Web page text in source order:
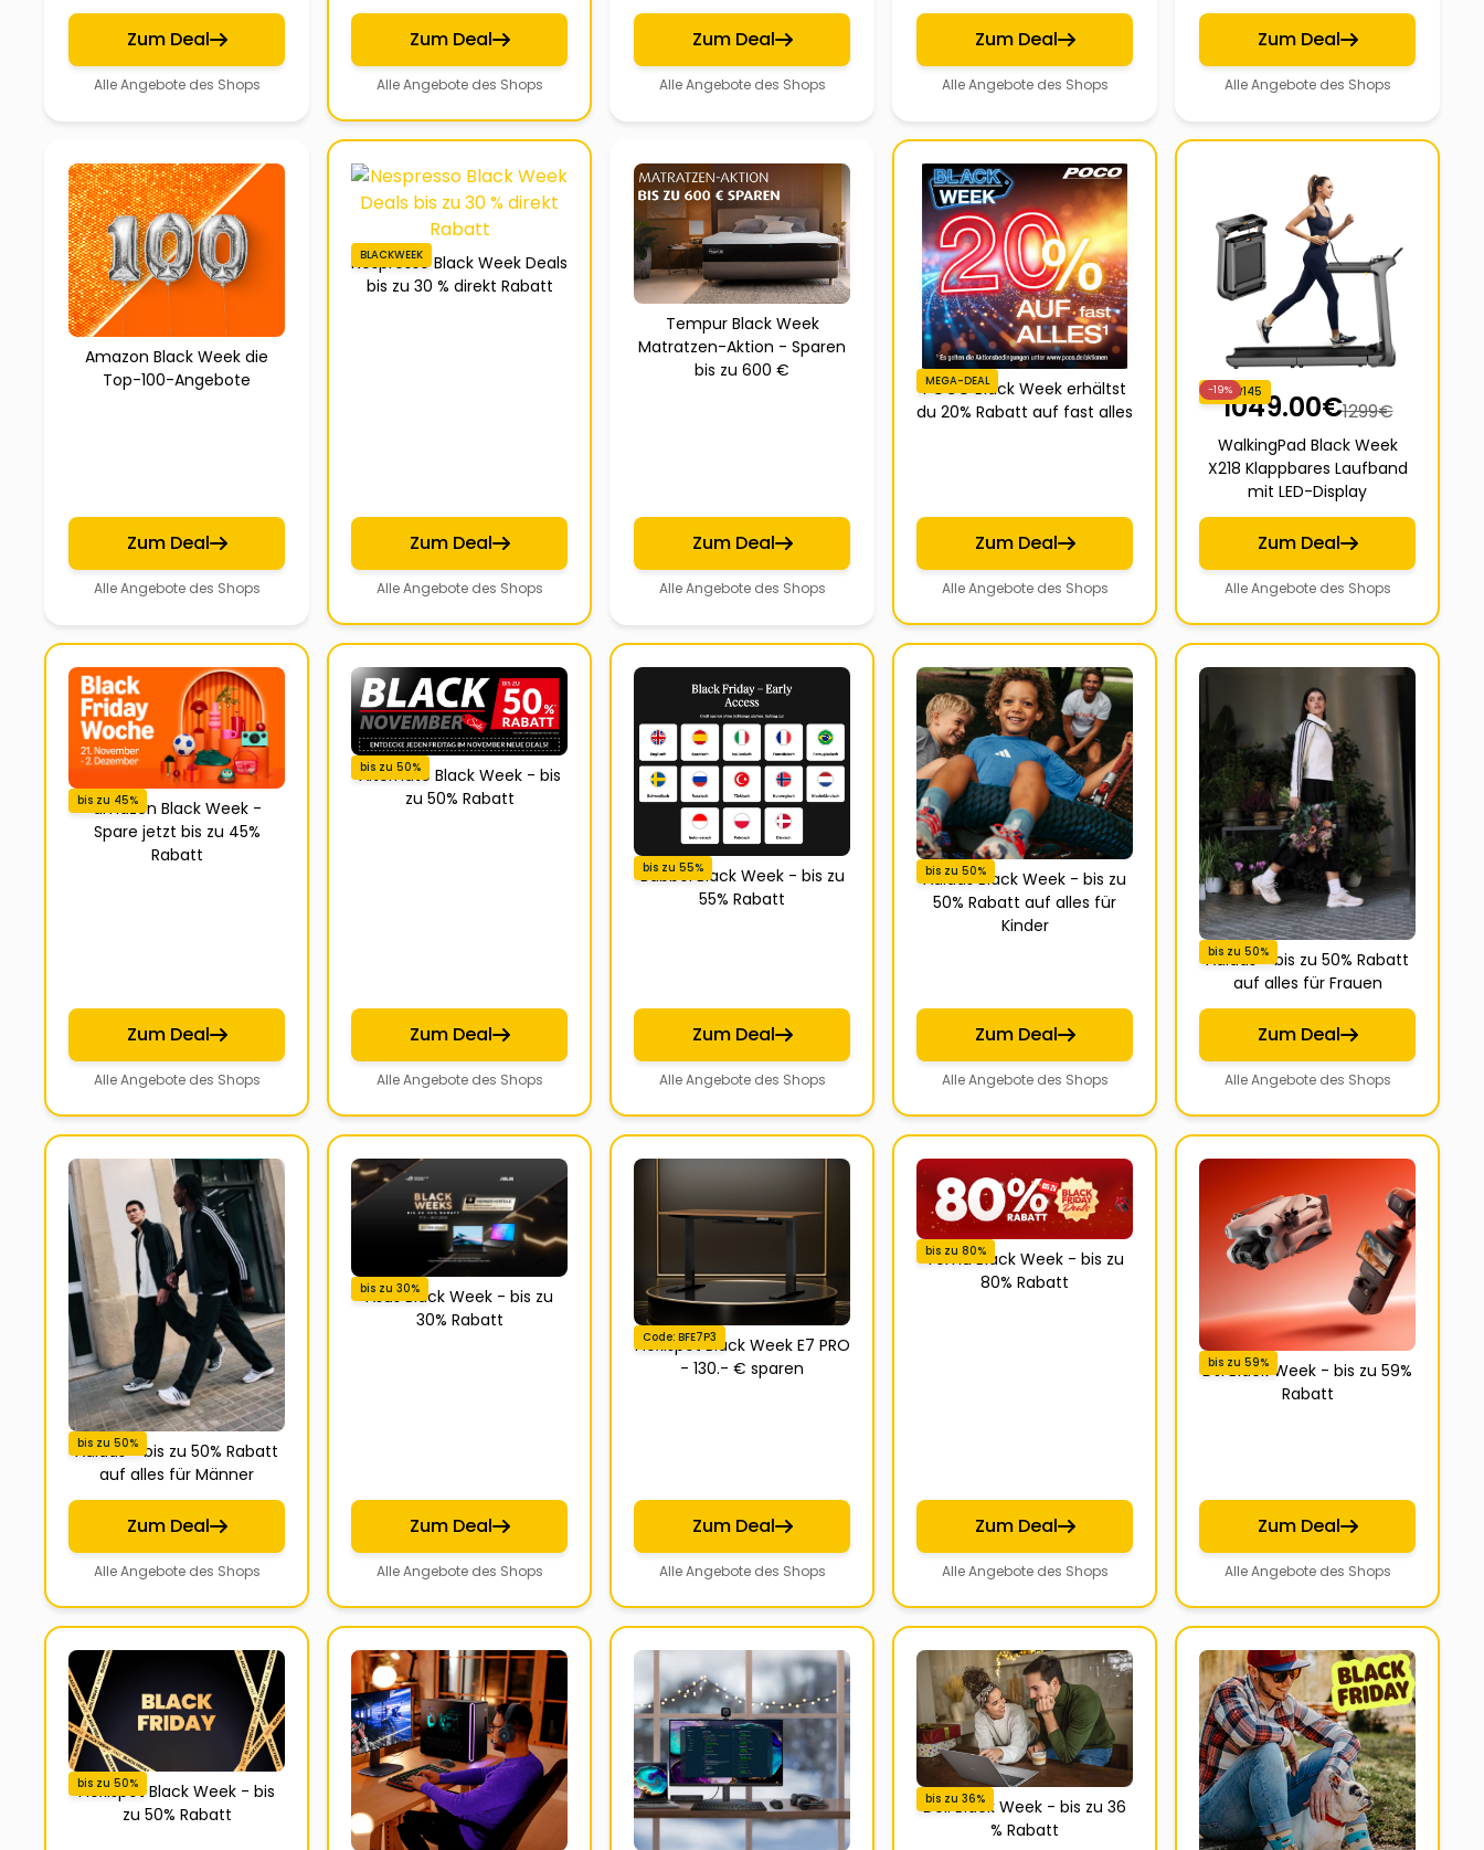
Zum Deal
Alle Angebote des Shops
Zum Deal
Alle Angebote des Shops
Zum Deal
Alle Angebote des Shops
Zum Deal
Alle Angebote des Shops
Zum Deal
Alle Angebote des Shops
Amazon Black Week die
Top-100-Angebote
Zum Deal
Alle Angebote des Shops
BLACKWEEK
Nespresso Black Week Deals
bis zu 30 % direkt Rabatt
Zum Deal
Alle Angebote des Shops
Tempur Black Week
Matratzen-Aktion - Sparen
bis zu 600 €
Zum Deal
Alle Angebote des Shops
MEGA-DEAL
POCO Black Week erhältst
du 20% Rabatt auf fast alles
Zum Deal
Alle Angebote des Shops
WPBW145
-19%1049.00€1299€
WalkingPad Black Week
X218 Klappbares Laufband
mit LED-Display
Zum Deal
Alle Angebote des Shops
bis zu 45%
amazon Black Week -
Spare jetzt bis zu 45%
Rabatt
Zum Deal
Alle Angebote des Shops
bis zu 50%
Alternate Black Week - bis
zu 50% Rabatt
Zum Deal
Alle Angebote des Shops
bis zu 55%
Babbel Black Week - bis zu
55% Rabatt
Zum Deal
Alle Angebote des Shops
bis zu 50%
Adidas Black Week - bis zu
50% Rabatt auf alles für
Kinder
Zum Deal
Alle Angebote des Shops
bis zu 50%
Adidas - bis zu 50% Rabatt
auf alles für Frauen
Zum Deal
Alle Angebote des Shops
bis zu 50%
Adidas - bis zu 50% Rabatt
auf alles für Männer
Zum Deal
Alle Angebote des Shops
bis zu 30%
Asus Black Week - bis zu
30% Rabatt
Zum Deal
Alle Angebote des Shops
Code: BFE7P3
Flexispot Black Week E7 PRO
- 130.- € sparen
Zum Deal
Alle Angebote des Shops
bis zu 80%
Temu Black Week - bis zu
80% Rabatt
Zum Deal
Alle Angebote des Shops
bis zu 59%
DJI Black Week - bis zu 59%
Rabatt
Zum Deal
Alle Angebote des Shops
bis zu 50%
Flexispot Black Week - bis
zu 50% Rabatt
bis zu 36%
Dell Black Week - bis zu 36
% Rabatt